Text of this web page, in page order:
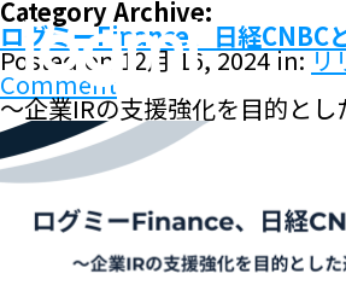
Category Archive:
ログミーFinance、日経CNBC
Posted on 12月 16, 2024 in:リ
Comment
〜企業IRの支援強化を目的と